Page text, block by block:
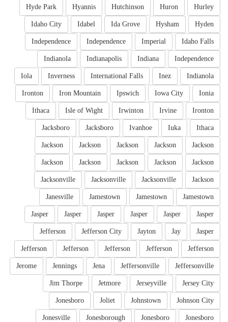
Hurley
Huron
Hutchinson
Hyannis
Hyde Park
Hyden
Hysham
Ida Grove
Idabel
Idaho City
Idaho Falls
Imperial
Independence
Independence
Independence
Indiana
Indianapolis
Indianola
Indianola
Inez
International Falls
Inverness
Iola
Ionia
Iowa City
Ipswich
Iron Mountain
Ironton
Ironton
Irvine
Irwinton
Isle of Wight
Ithaca
Ithaca
Iuka
Ivanhoe
Jacksboro
Jacksboro
Jackson
Jackson
Jackson
Jackson
Jackson
Jackson
Jackson
Jackson
Jackson
Jackson
Jackson
Jacksonville
Jacksonville
Jacksonville
Jamestown
Jamestown
Jamestown
Janesville
Jasper
Jasper
Jasper
Jasper
Jasper
Jasper
Jasper
Jay
Jayton
Jefferson City
Jefferson
Jefferson
Jefferson
Jefferson
Jefferson
Jefferson
Jeffersonville
Jeffersonville
Jena
Jennings
Jerome
Jersey City
Jerseyville
Jetmore
Jim Thorpe
Johnson City
Johnstown
Joliet
Jonesboro
Jonesboro
Jonesboro
Jonesborough
Jonesville